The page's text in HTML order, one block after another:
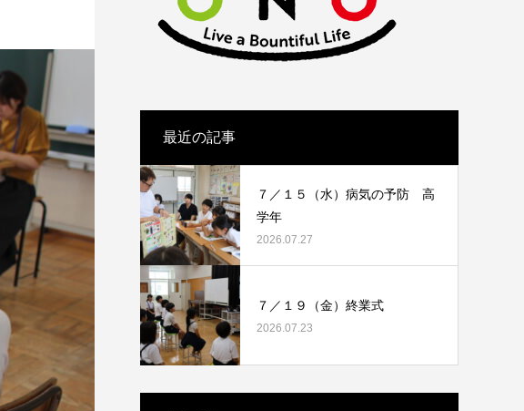
最近の記事
７／１５（水）病気の予防 高
学年
2026.07.27
７／１９（金）終業式
2026.07.23